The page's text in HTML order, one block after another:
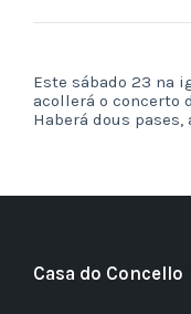
Este sábado 23 na
acollerá o concerto
Haberá dous pases,
Casa do Concello